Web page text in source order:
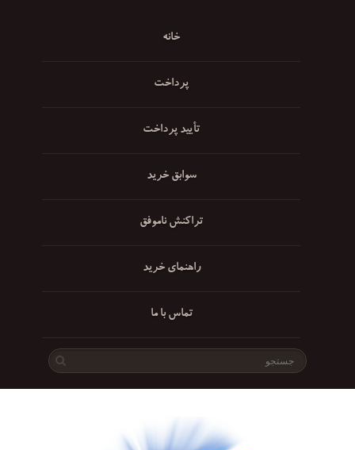
خانه
پرداخت
تأیید پرداخت
سوابق خرید
تراکنش ناموفق
راهنمای خرید
تماس با ما